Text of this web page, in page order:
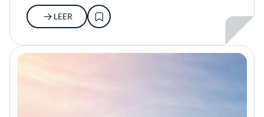
LEER